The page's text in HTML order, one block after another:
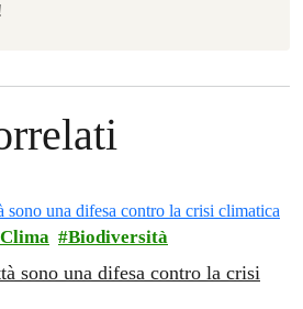
Clima Biodiversità
sono una difesa contro la crisi